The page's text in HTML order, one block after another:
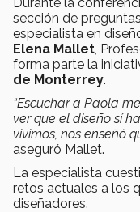
sección de
especialista en
Elena Mallet ,
forma parte la
de Monterrey.
“Escuchar a Paola
ver que el diseño sí
vivimos, nos enseñó
aseguró Mallet.
La especialista
retos actuales a los
diseñadores.